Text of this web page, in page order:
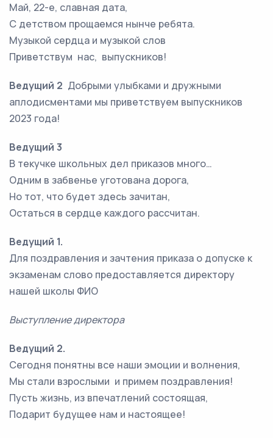
Май, 22-е, славная дата,
С детством прощаемся нынче ребята.
Музыкой сердца и музыкой слов
Приветствум нас, выпускников!
Ведущий 2 Добрыми улыбками и дружными
аплодисментами мы приветствуем выпускников
2023 года!
Ведущий 3
В текучке школьных дел приказов много…
Одним в забвенье уготована дорога,
Но тот, что будет здесь зачитан,
Остаться в сердце каждого рассчитан.
Ведущий 1.
Для поздравления и зачтения приказа о допуске к
экзаменам слово предоставляется директору
нашей школы ФИО
Выступление директора
Ведущий 2.
Сегодня понятны все наши эмоции и волнения,
Мы стали взрослыми и примем поздравления!
Пусть жизнь, из впечатлений состоящая,
Подарит будущее нам и настоящее!